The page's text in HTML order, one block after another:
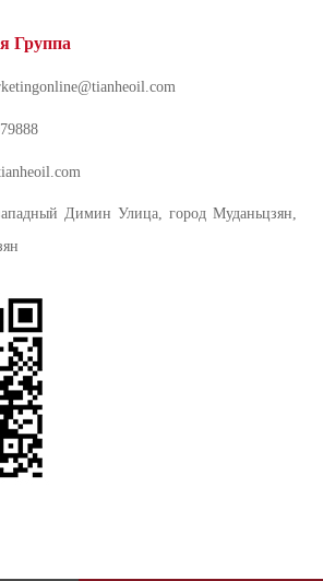
Группа
Димин Улица, город Муданьцзян,